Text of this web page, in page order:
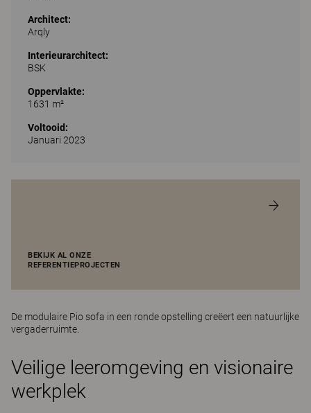
Architect:
Arqly
Interieurarchitect:
BSK
Oppervlakte:
1631 m²
Voltooid:
Januari 2023
BEKIJK AL ONZE
REFERENTIEPROJECTEN
De modulaire Pio sofa in een ronde opstelling creëert een natuurlijke
vergaderruimte.
Veilige leeromgeving en visionaire
werkplek